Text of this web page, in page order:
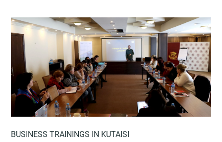
BUSINESS TRAININGS IN KUTAISI